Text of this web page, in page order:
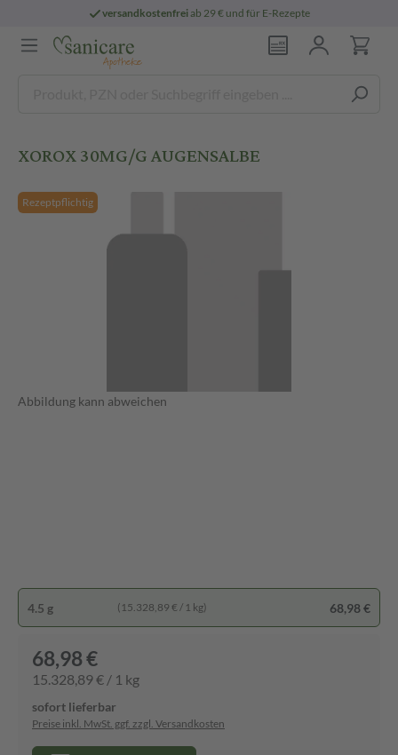
versandkostenfreiab 29 € und für E-Rezepte
XOROX 30MG/G AUGENSALBE
Rezeptpflichtig
Abbildung kann abweichen
4.5 g (15.328,89 € / 1 kg) 68,98 €
68,98 €
15.328,89 € / 1 kg
sofort lieferbar
Preise inkl. MwSt. ggf. zzgl. Versandkosten